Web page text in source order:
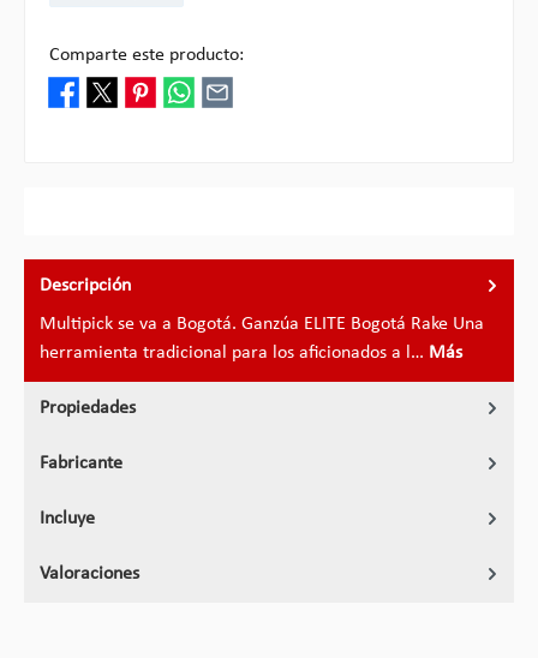
Comparte este producto:
Descripción
Multipick se va a Bogotá. Ganzúa ELITE Bogotá Rake Una
herramienta tradicional para los aficionados a l… Más
Propiedades
Fabricante
Incluye
Valoraciones